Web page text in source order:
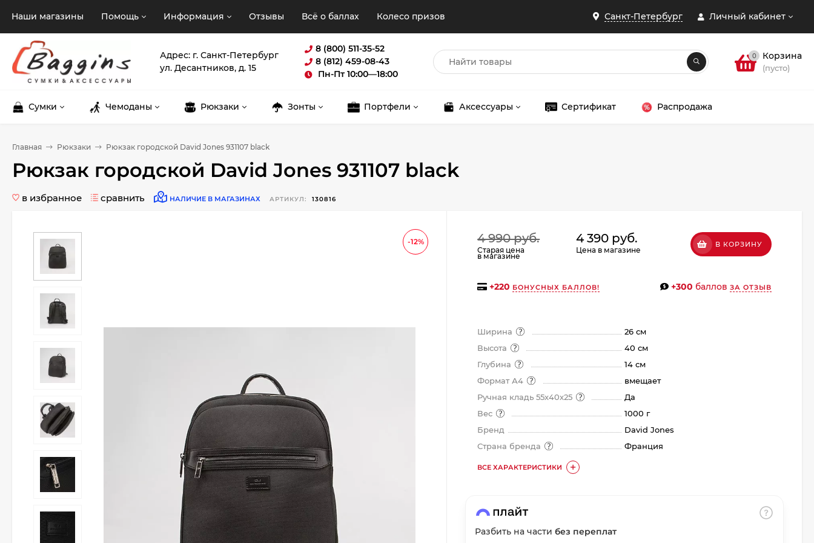
Санкт-Петербург Личный кабинет
Наши магазины Помощь Информация Отзывы Всё о баллах Колесо призов
Адрес: г. Санкт-Петербург
ул. Десантников, д. 15
8 (800) 511-35-52
8 (812) 459-08-43
Пн-Пт 10:00—18:00
0 Корзина
(пусто)
Сумки Чемоданы Рюкзаки Зонты Портфели Аксессуары Сертификат Распродажа
Главная Рюкзаки Рюкзак городской David Jones 931107 black
Рюкзак городской David Jones 931107 black
в избранное сравнить НАЛИЧИЕ В МАГАЗИНАХ АРТИКУЛ: 130816
-12% 4 990 руб.
Старая цена
в магазине
4 390 руб.
Цена в магазине
В КОРЗИНУ
+220 БОНУСНЫХ БАЛЛОВ! +300 баллов ЗА ОТЗЫВ
Ширина
26 см
Высота
40 см
Глубина
14 см
Формат А4
вмещает
Ручная кладь 55х40х25
Да
Вес
1000 г
Бренд
David Jones
Страна бренда
Франция
ВСЕ ХАРАКТЕРИСТИКИ
Разбить на частибез переплат
График платежей
25
Добавляйте товары
Оплачивайте сегодня только
25% картой любого банка